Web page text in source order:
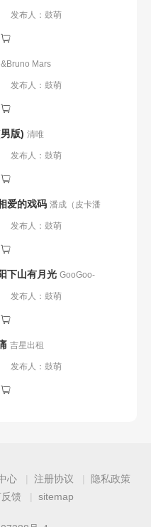
发布人： 鼓萌
Mars
发布人： 鼓萌
版) 清唯
发布人： 鼓萌
爱的戏码 潘成（皮卡潘
发布人： 鼓萌
下山有月光 GooGoo-
发布人： 鼓萌
吉星出租
发布人： 鼓萌
心 注册协议
隐私政策
馈 sitemap